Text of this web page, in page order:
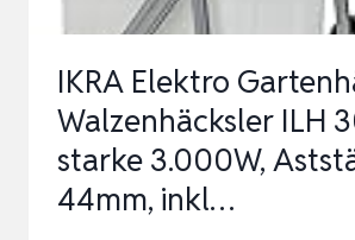
3.000W
IKRA Elektro
Walzenhäcksler ILH
starke 3.000W,
44mm, inkl…